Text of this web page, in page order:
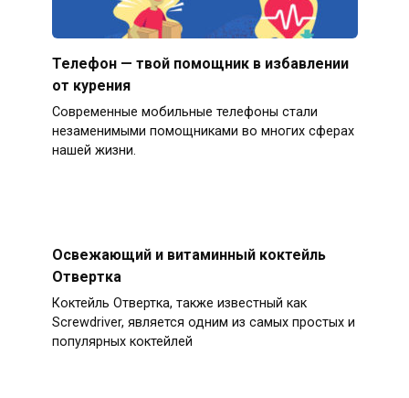
Телефон — твой помощник в избавлении
от курения
Современные мобильные телефоны стали
незаменимыми помощниками во многих сферах
нашей жизни.
Освежающий и витаминный коктейль
Отвертка
Коктейль Отвертка, также известный как
Screwdriver, является одним из самых простых и
популярных коктейлей